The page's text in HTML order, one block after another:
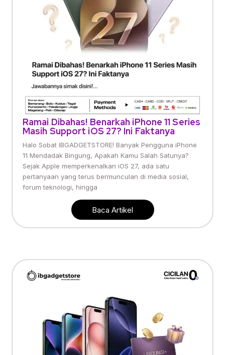
Ramai Dibahas! Benarkah iPhone 11 Series
Masih Support iOS 27? Ini Faktanya
Halo Sobat IBGADGETSTORE! Banyak Pengguna iPhone
11 Mendadak Bingung, Apakah Kamu Salah Satunya?
Sejak Apple memperkenalkan iOS 27, ada satu
pertanyaan yang terus bermunculan di media sosial,
forum teknologi, hingga
Baca Artikel